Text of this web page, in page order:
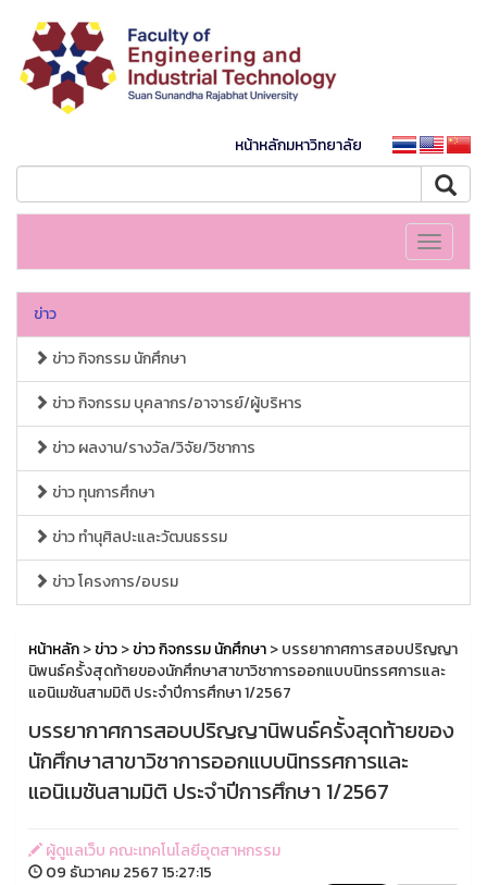
หน้าหลักมหาวิทยาลัย
Toggle
ข่าว
ข่าว กิจกรรม นักศึกษา
ข่าว กิจกรรม บุคลากร/อาจารย์/ผู้บริหาร
ข่าว ผลงาน/รางวัล/วิจัย/วิชาการ
ข่าว ทุนการศึกษา
ข่าว ทำนุศิลปะและวัฒนธรรม
ข่าว โครงการ/อบรม
หน้าหลัก>ข่าว>ข่าว กิจกรรม นักศึกษา> บรรยากาศการสอบปริญญา
นิพนธ์ครั้งสุดท้ายของนักศึกษาสาขาวิชาการออกแบบนิทรรศการและ
แอนิเมชันสามมิติ ประจำปีการศึกษา 1/2567
บรรยากาศการสอบปริญญานิพนธ์ครั้งสุดท้ายของ
นักศึกษาสาขาวิชาการออกแบบนิทรรศการและ
แอนิเมชันสามมิติ ประจำปีการศึกษา 1/2567
ผู้ดูแลเว็บ คณะเทคโนโลยีอุตสาหกรรม
09 ธันวาคม 2567 15:27:15